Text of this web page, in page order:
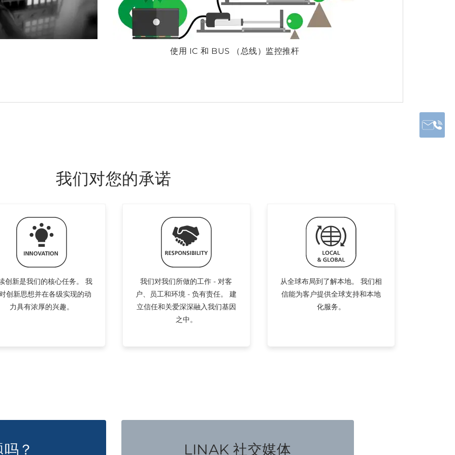
使用 IC 和 BUS （总线）监控推杆
我们对您的承诺
创新是我们的核心任务。 我
创新思想并在各级实现的动
力具有浓厚的兴趣。
我们对我们所做的工作 - 对客
户、员工和环境 - 负有责任。 建
立信任和关爱深深融入我们基因
之中。
从全球布局到了解本地。 我们相
信能为客户提供全球支持和本地
化服务。
？ LINAK 社交媒体